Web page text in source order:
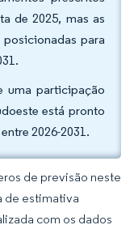
de 2025, mas as
para
uma participação
está pronto
2026-2031.
de previsão neste
de estimativa
com os dados